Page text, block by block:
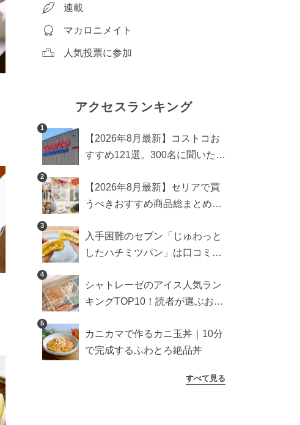
連載
マカロニメイト
人気投票に参加
アクセスランキング
1
【2026年8月最新】コストコお
すすめ121選。300名に聞いた買
め商品も
2
【2026年8月最新】セリアで買
うべきおすすめ商品総まとめ。
3
入手困難のセブン「じゅわっと
したハチミツパン」は口コミ通
検証
4
シャトレーゼのアイス人気ラン
キングTOP10！読者が選ぶおす
5
カニカマで作るカニ玉丼｜10分
で完成するふわとろ絶品丼
すべて見る